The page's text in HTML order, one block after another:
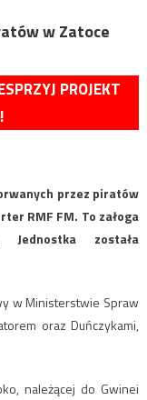
w Zatoce
PROJEKT
przez piratów
RMF FM. To załoga
została
w Ministerstwie Spraw
oraz Duńczykami,
należącej do Gwinei